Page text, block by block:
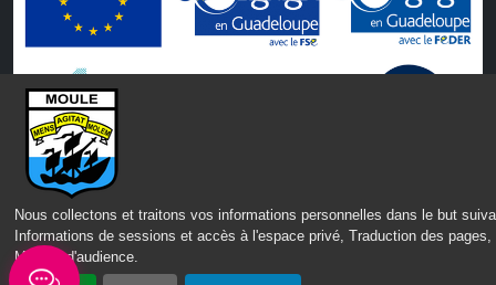
Nous collectons et traitons vos informations personnelles dans le but
Informations de sessions et accès à l'espace privé, Traduction des pages,
Mesure d'audience.